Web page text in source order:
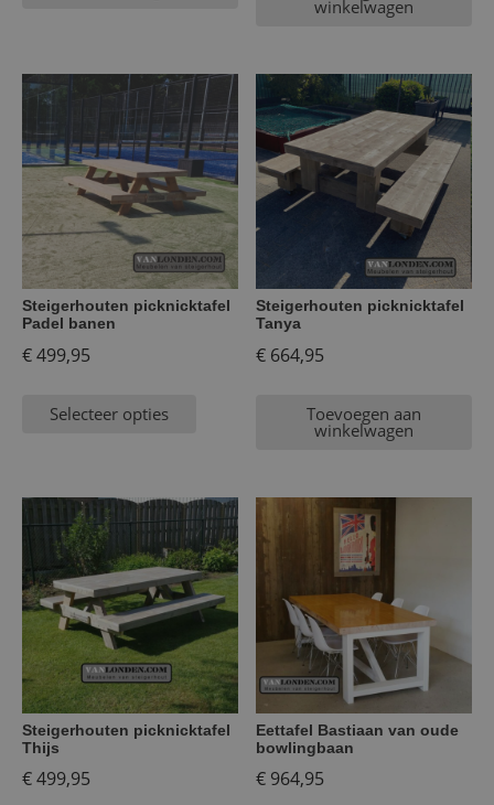
winkelwagen
Steigerhouten picknicktafel
Padel banen
€499,95
Selecteer opties
Steigerhouten picknicktafel
Tanya
€ 664,95
Toevoegen aan
winkelwagen
Steigerhouten picknicktafel
Thijs
€499,95
Eettafel Bastiaan van oude
bowlingbaan
€ 964,95